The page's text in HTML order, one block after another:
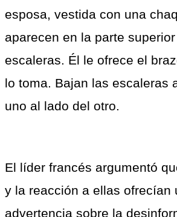
esposa, vestida con una
aparecen en la parte
escaleras. Él le ofrece el
lo toma. Bajan las escaleras
uno al lado del otro.
El líder francés argumentó
y la reacción a ellas ofrecían
advertencia sobre la